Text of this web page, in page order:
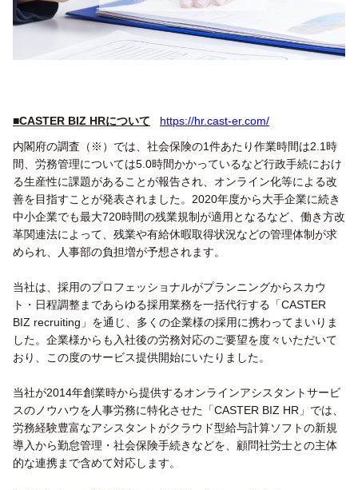
■CASTER BIZ HRについて
https://hr.cast-er.com/
内閣府の調査（※）では、社会保険の1件あたり作業時間は2.1時
間、労務管理については5.0時間かかっているなど行政手続におけ
る生産性に課題があることが報告され、オンライン化等による改
善を目指すことが発表されました。2020年度から大手企業に続き
中小企業でも最大720時間の残業規制が適用となるなど、働き方改
革関連法によって、残業や有給休暇取得状況などの管理体制が求
められ、人事部の負担増が予想されます。
当社は、採用のプロフェッショナルがプランニングからスカウ
ト・日程調整まであらゆる採用業務を一括代行する「CASTER
BIZ recruiting」を通じ、多くの企業様の採用に携わってまいりま
した。企業様からも入社後の労務対応のご要望を度々いただいて
おり、この度のサービス提供開始にいたりました。
当社が2014年創業時から提供するオンラインアシスタントサービ
スのノウハウを人事労務に特化させた「CASTER BIZ HR」では、
労務経験豊富なアシスタントがクラウド型給与計算ソフトの新規
導入から勤怠管理・社会保険手続きなどを、顧問社労士との主体
的な連携まで含めて対応します。